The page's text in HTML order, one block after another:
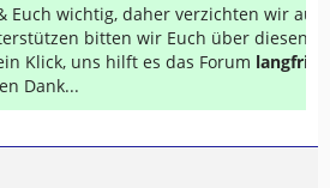
Euch wichtig, daher verzichten wir auf
bitten wir Euch über diesen
Klick, uns hilft es das Forum
Dank...